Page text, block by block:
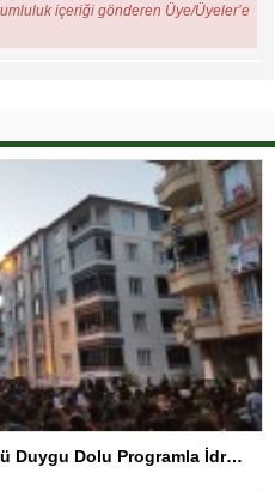
içeriği gönderen Üye/Üyeler’e
Iğdır’da Dünya Ali Asgar Günü Duygu Dolu Programla İdrak Edildi